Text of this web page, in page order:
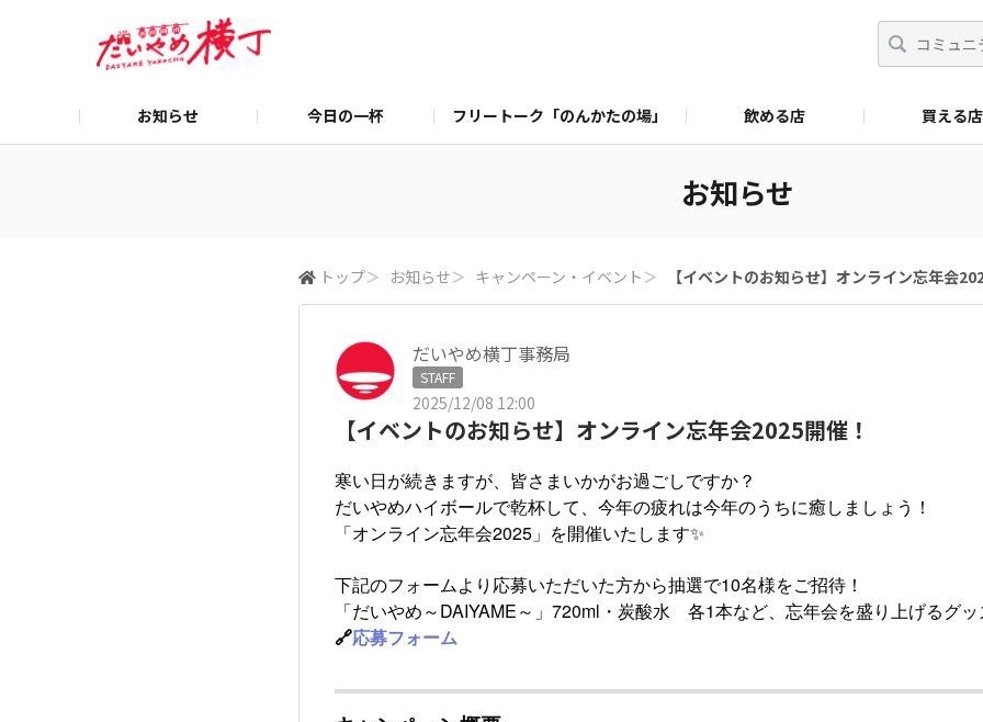
お知らせ 今日の一杯 フリートーク「のんかたの場」 飲める店 買える店
お知らせ
トップ＞ お知らせ＞ キャンペーン・イベント ＞ 【イベントのお知らせ】オンライン忘年会
だいやめ横丁事務局
STAFF
2025/12/08 12:00
【イベントのお知らせ】オンライン忘年会2025開催！
寒い日が続きますが、皆さまいかがお過ごしですか？
だいやめハイボールで乾杯して、今年の疲れは今年のうちに癒しましょう！
「オンライン忘年会2025」を開催いたします✨
下記のフォームより応募いただいた方から抽選で10名様をご招待！
「だいやめ～DAIYAME～」720ml・炭酸水 各1本など、忘年会を盛り上げるグッ
🔗応募フォーム